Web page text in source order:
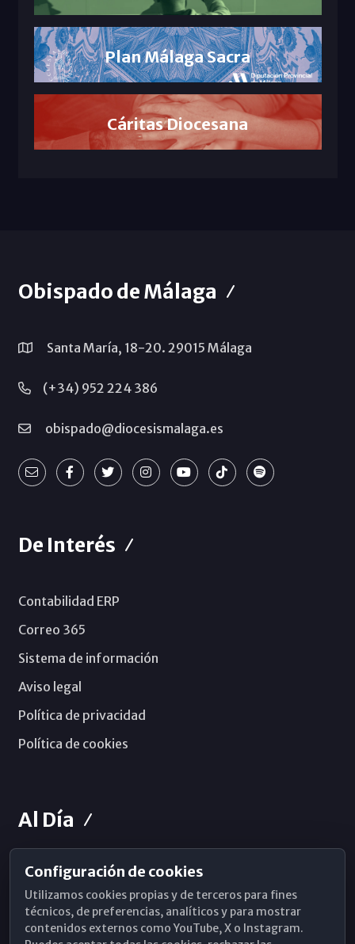
Plan Málaga Sacra
Cáritas Diocesana
Obispado de Málaga
Santa María, 18-20. 29015 Málaga
(+34) 952 224 386
obispado@diocesismalaga.es
De Interés
Contabilidad ERP
Correo 365
Sistema de información
Aviso legal
Política de privacidad
Política de cookies
Al Día
Horarios de Misa
Hemeroteca
WhatsApp
Configuración de cookies
Utilizamos cookies propias y de terceros para fines
técnicos, de preferencias, analíticos y para mostrar
contenidos externos como YouTube, X o Instagram.